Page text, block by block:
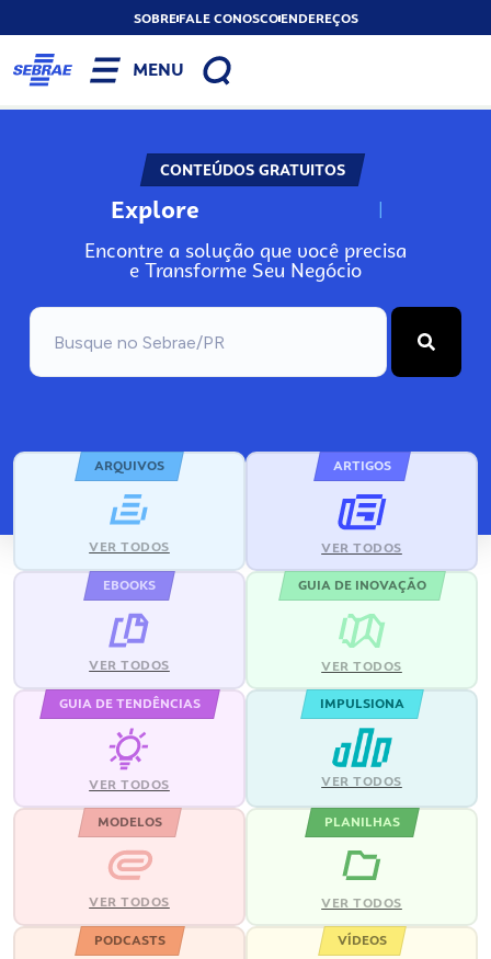
SOBREFALE CONOSCOENDEREÇOS
MENU
CONTEÚDOS GRATUITOS
Explore N
Encontre a solução que você precisa
e Transforme Seu Negócio
ARQUIVOS
VER TODOS
ARTIGOS
VER TODOS
EBOOKS
VER TODOS
GUIA DE INOVAÇÃO
VER TODOS
GUIA DE TENDÊNCIAS
VER TODOS
IMPULSIONA
VER TODOS
MODELOS
VER TODOS
PLANILHAS
VER TODOS
PODCASTS VÍDEOS